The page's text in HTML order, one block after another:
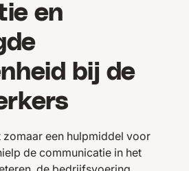
en
bij de
zomaar een hulpmiddel voor
de communicatie in het